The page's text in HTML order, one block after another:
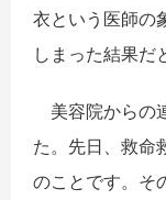
衣という医師の
しまった結果だ
美容院からの
た。先日、救命
のことです。そ